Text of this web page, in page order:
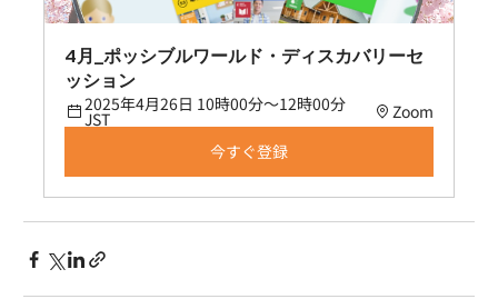
4月_ポッシブルワールド・ディスカバリーセ
ッション
2025年4月26日 10時00分～12時00分
JST
Zoom
今すぐ登録